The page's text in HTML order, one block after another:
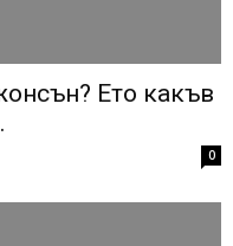
Ето какъв
0